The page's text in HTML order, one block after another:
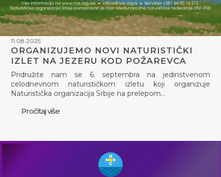
11.08.2025.
ORGANIZUJEMO NOVI NATURISTIČKI
IZLET NA JEZERU KOD POŽAREVCA
Pridružite nam se 6. septembra na jedinstvenom
celodnevnom naturističkom izletu koji organizuje
Naturistička organizacija Srbije na prelepom…
Pročitaj više